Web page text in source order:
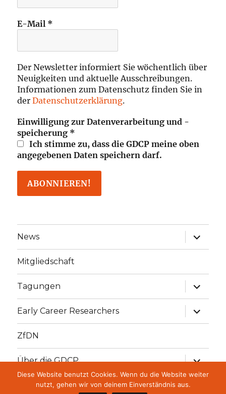
E-Mail *
Der Newsletter informiert Sie wöchentlich über
Neuigkeiten und aktuelle Ausschreibungen.
Informationen zum Datenschutz finden Sie in
derDatenschutzerklärung.
Einwilligung zur Datenverarbeitung und -
speicherung *
Ich stimme zu, dass die GDCP meine oben
angegebenen Daten speichern darf.
News
öffnen
Mitgliedschaft
Tagungen
öffnen
Early Career Researchers
öffnen
ZfDN
Über die GDCP
GDCP Stiftung
öffnen
Diese Website benutzt Cookies. Wenn du die Website weiter
nutzt, gehen wir von deinem Einverständnis aus.